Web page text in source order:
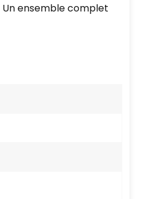
Türkçe
Un ensemble complet